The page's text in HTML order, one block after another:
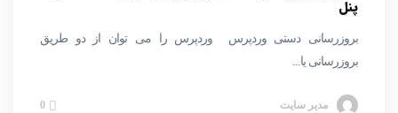
پنل
بروزرسانی دستی وردپرس وردپرس را می توان از دو طریق
بروزرسانی یا...
مدیر سایت